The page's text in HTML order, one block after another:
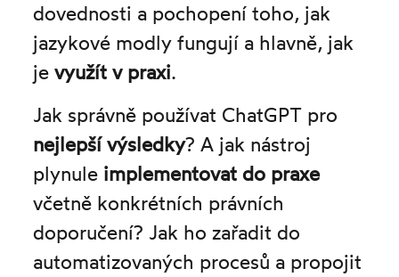
dovednosti a pochopení toho, jak
jazykové modly fungují a hlavně, jak
je využít v praxi.
Jak správně používat ChatGPT pro
nejlepší výsledky? A jak nástroj
plynule implementovat do praxe
včetně konkrétních právních
doporučení? Jak ho zařadit do
automatizovaných procesů a propojit